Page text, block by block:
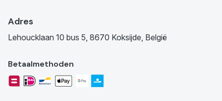
Adres
Lehoucklaan 10 bus 5, 8670 Koksijde, België
Betaalmethoden